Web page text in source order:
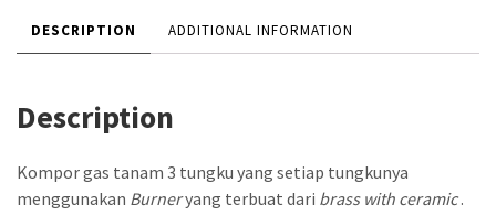
DESCRIPTION ADDITIONAL INFORMATION
Description
Kompor gas tanam 3 tungku yang setiap tungkunya
menggunakan Burneryang terbuat dari brass with ceramic.